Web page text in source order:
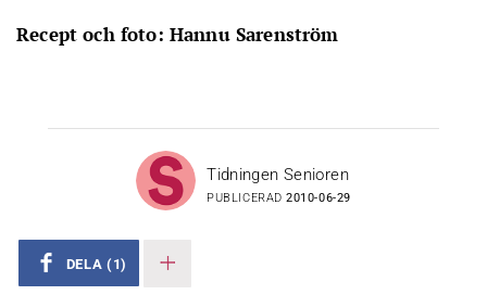
Recept och foto: Hannu Sarenström
Tidningen Senioren
PUBLICERAD2010-06-29
DELA (1)